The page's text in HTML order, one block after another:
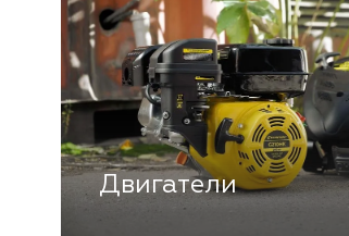
Двигатели